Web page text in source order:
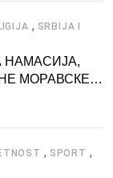
, SRBIJA I
НАМАСИЈА,
МОРАВСКЕ
, SPORT ,